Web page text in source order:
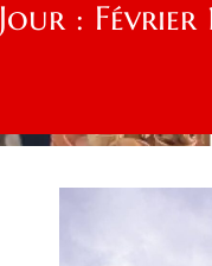
Jour : Février